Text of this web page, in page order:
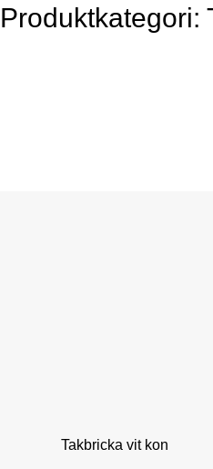
Produktkategori:
Takbricka vit kon